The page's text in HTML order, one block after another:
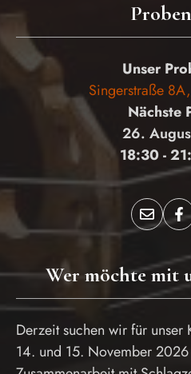
Unser
Singerstraße
Nächste
26.
18:30 -
Wer möchte mit
Derzeit suchen wir für unser
14. und 15. November